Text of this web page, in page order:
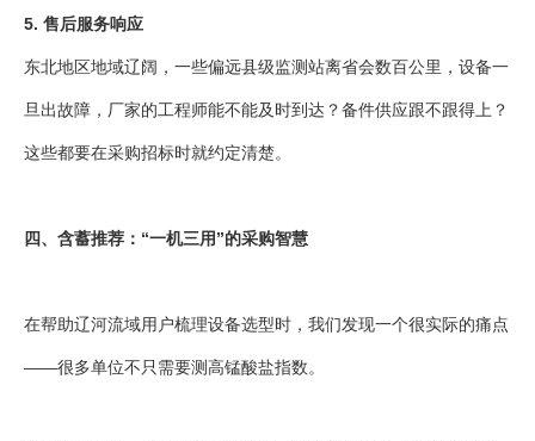
5. 售后服务响应
东北地区地域辽阔，一些偏远县级监测站离省会数百公里，设备一
旦出故障，厂家的工程师能不能及时到达？备件供应跟不跟得上？
这些都要在采购招标时就约定清楚。
四、含蓄推荐：“一机三用”的采购智慧
在帮助辽河流域用户梳理设备选型时，我们发现一个很实际的痛点
——很多单位不只需要测高锰酸盐指数。